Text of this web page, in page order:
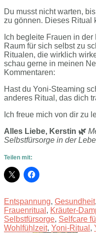
Du musst nicht warten,
zu gönnen. Dieses Ritual
Ich begleite Frauen in
Raum für sich selbst zu
Ritualen, die wirklich
schau gerne in meinen
Kommentaren:
Hast du Yoni-Steaming
anderes Ritual, das dich
Ich freue mich von dir zu
Alles Liebe, Kerstin 🌿
Selbstfürsorge in der
Teilen mit:
Entspannung, Gesundheit,
Frauenritual , Kräuter-
Selbstfürsorge, Selfcare
Wohlfühlzeit, Yoni-Ritual ,